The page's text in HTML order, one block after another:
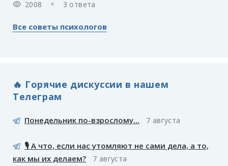
2008
3 ответа
Все советы психологов
🔥 Горячие дискуссии в нашем
Телеграм
Понедельник по-взрослому... 7 августа
🎙️ А что, если нас утомляют не сами дела, а то,
как мы их делаем?
7 августа